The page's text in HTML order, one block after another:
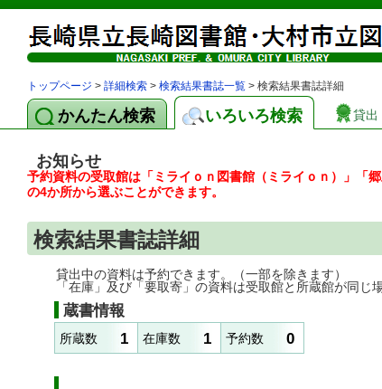
トップページ > 詳細検索 > 検索結果書誌一覧 > 検索結果書誌詳細
かんたん検索 いろいろ検索 貸出
お知らせ
予約資料の受取館は「ミライｏｎ図書館（ミライｏｎ）」「
の4か所から選ぶことができます。
検索結果書誌詳細
貸出中の資料は予約できます。（一部を除きます）
「在庫」及び「要取寄」の資料は受取館と所蔵館が同じ
蔵書情報
所蔵数 1 在庫数 1 予約数 0